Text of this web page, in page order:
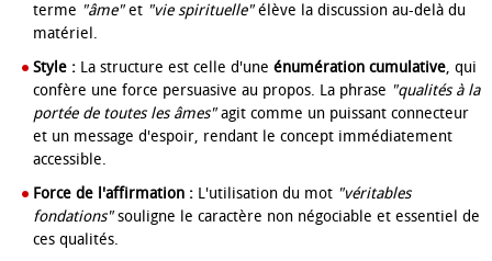
terme "âme"et "vie spirituelle"élève la discussion au-delà du
matériel.
Style : La structure est celle d'une énumération cumulative, qui
confère une force persuasive au propos. La phrase "qualités à la
portée de toutes les âmes"agit comme un puissant connecteur
et un message d'espoir, rendant le concept immédiatement
accessible.
Force de l'affirmation : L'utilisation du mot "véritables
fondations"souligne le caractère non négociable et essentiel de
ces qualités.